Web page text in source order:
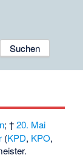
; †20. Mai
(KPD, KPO,